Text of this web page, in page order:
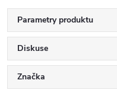
Parametry produktu
Diskuse
Značka